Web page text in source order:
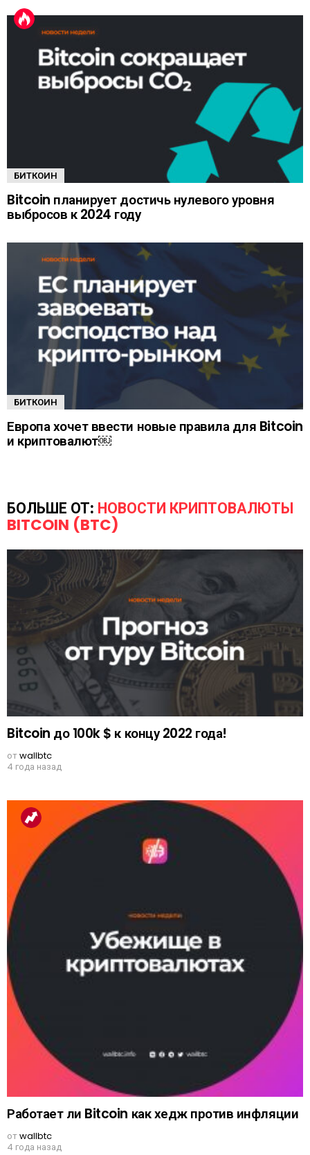
БИТКОИН
Bitcoin планирует достичь нулевого уровня
выбросов к 2024 году
БИТКОИН
Европа хочет ввести новые правила для Bitcoin
и криптовалют￼
БОЛЬШЕ ОТ: НОВОСТИ КРИПТОВАЛЮТЫ
BITCOIN (BTC)
Bitcoin до 100k $ к концу 2022 года!
отwallbtc
4 года назад
Работает ли Bitcoin как хедж против инфляции
отwallbtc
4 года назад